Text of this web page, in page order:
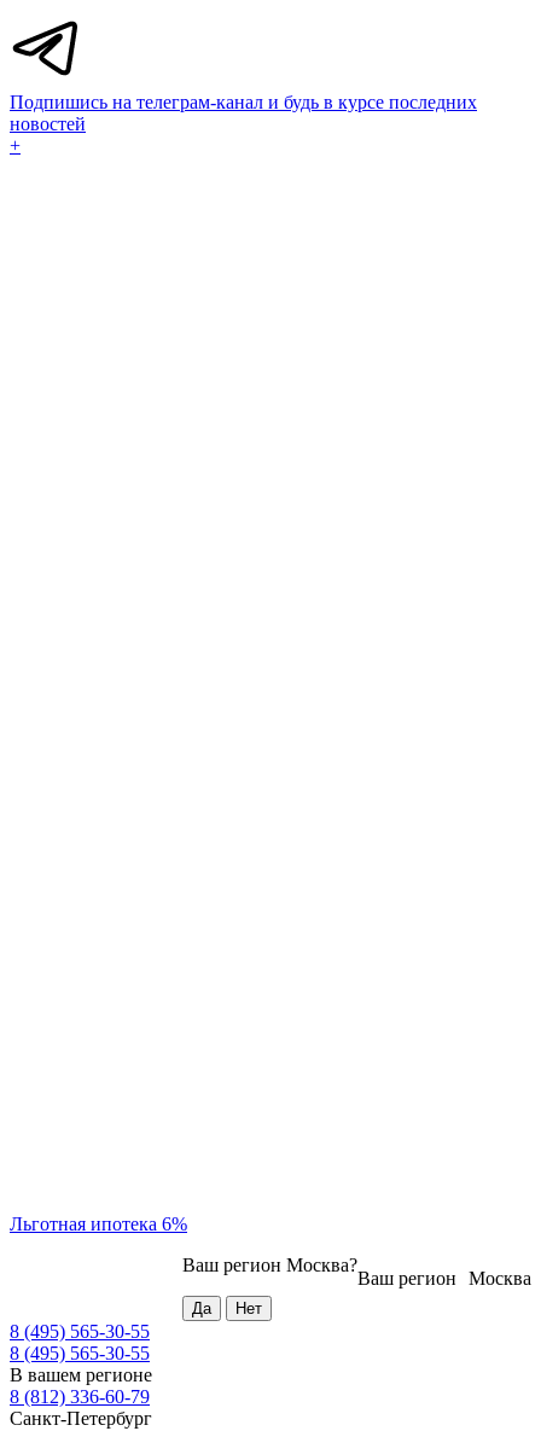
Подпишись на телеграм-канал и будь в курсе последних
новостей
+
Льготная ипотека 6%
Москва
Ваш регион
Ваш регион Москва?
8 (495) 565-30-55
8 (495) 565-30-55
В вашем регионе
8 (812) 336-60-79
Санкт-Петербург